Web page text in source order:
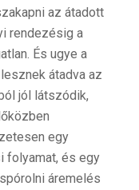
az átadott
rendezésig a
És ugye a
átadva az
jól látszódik,
egy
folyamat, és egy
áremelés